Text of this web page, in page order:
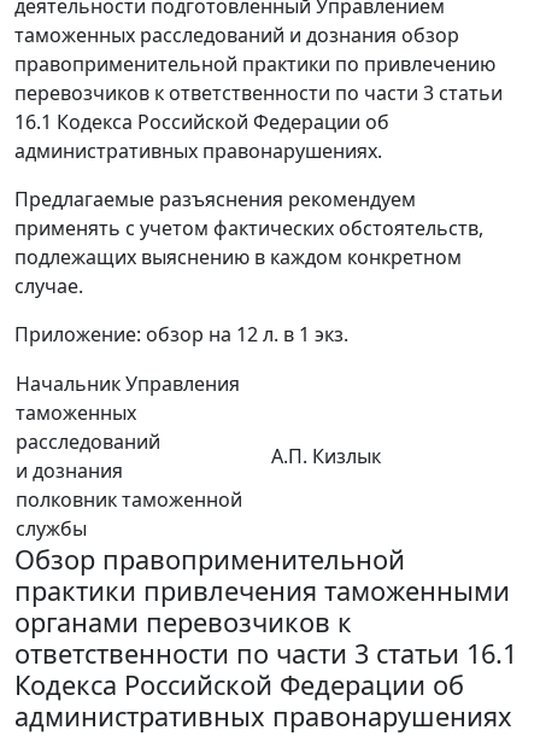
деятельности подготовленный Управлением
таможенных расследований и дознания обзор
правоприменительной практики по привлечению
перевозчиков к ответственности по части 3 статьи
16.1 Кодекса Российской Федерации об
административных правонарушениях.
Предлагаемые разъяснения рекомендуем
применять с учетом фактических обстоятельств,
подлежащих выяснению в каждом конкретном
случае.
Приложение: обзор на 12 л. в 1 экз.
Начальник Управления
таможенных
расследований
и дознания
полковник таможенной
службы
А.П. Кизлык
Обзор правоприменительной
практики привлечения таможенными
органами перевозчиков к
ответственности по части 3 статьи 16.1
Кодекса Российской Федерации об
административных правонарушениях